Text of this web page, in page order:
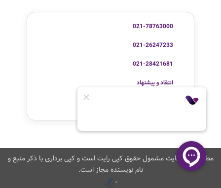
021-78763000
021-26247233
021-28421681
انتقاد و پیشنهاد
مطالب این سایت مشمول حقوق کپی رایت است و کپی برداری با ذکر منبع و
نام نویسنده مجاز است.